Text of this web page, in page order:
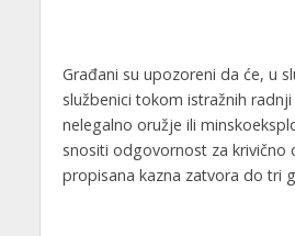
Građani su upozoreni da će, u
službenici tokom istražnih
nelegalno oružje ili
snositi odgovornost za krivično
propisana kazna zatvora do tri